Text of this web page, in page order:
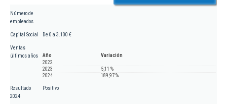
Número de
empleados
Capital Social De 0 a 3.100 €
Ventas
últimos años
Año
Variación
2022
2023
5,11 %
2024
189,97 %
Resultado
2024
Positivo